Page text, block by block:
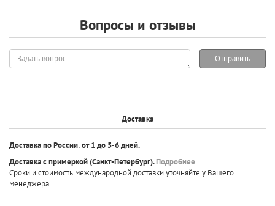
Вопросы и отзывы
Задать
вопрос
Отправить
Доставка
Доставка по России:от 1 до 5-6 дней.
Доставка с примеркой(Санкт-Петербург).Подробнее
Сроки и стоимость международной доставки уточняйте у Вашего
менеджера.